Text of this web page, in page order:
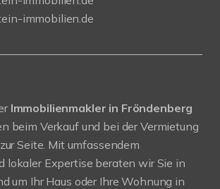
immobilien.de
Immobilienmakler in Fröndenberg
beim Verkauf und bei der Vermietung
Seite. Mit umfassendem
lokaler Expertise beraten wir Sie in
um Ihr Haus oder Ihre Wohnung in